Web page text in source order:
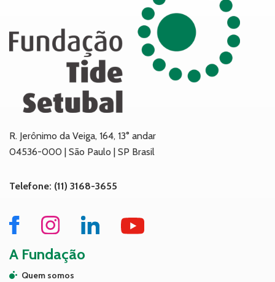
R. Jerônimo da Veiga, 164, 13° andar
04536-000 | São Paulo | SP Brasil
Telefone: (11) 3168-3655
A Fundação
Quem somos